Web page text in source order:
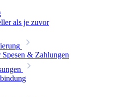
als je zuvor
& Zahlungen